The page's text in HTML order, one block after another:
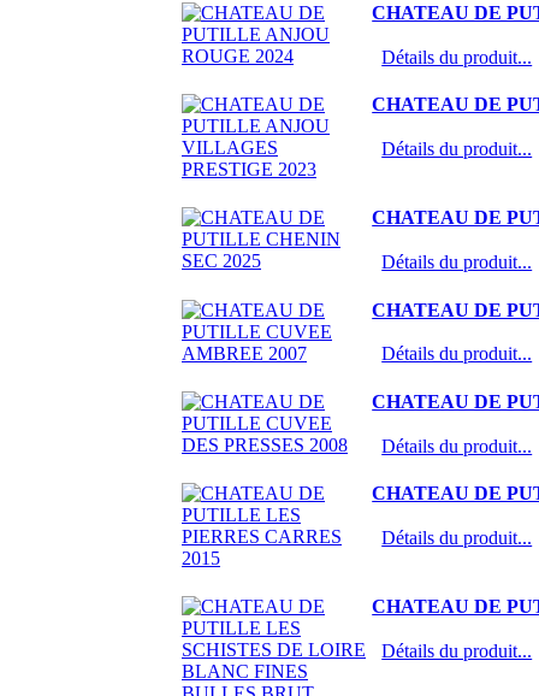
CHATEAU DE
Détails du produit...
CHATEAU DE
Détails du produit...
CHATEAU DE
Détails du produit...
CHATEAU DE
Détails du produit...
CHATEAU DE
Détails du produit...
CHATEAU DE
Détails du produit...
CHATEAU DE
Détails du produit...